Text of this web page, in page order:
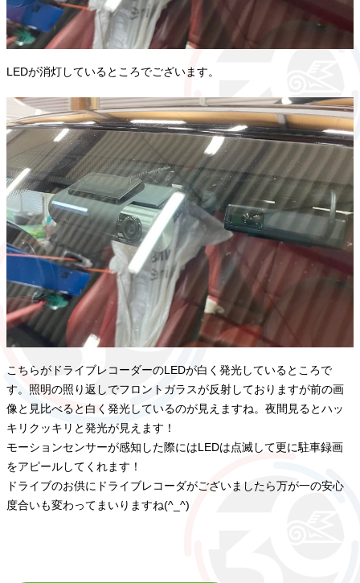
LEDが消灯しているところでございます。
こちらがドライブレコーダーのLEDが白く発光しているところで
す。照明の照り返しでフロントガラスが反射しておりますが前の画
像と見比べると白く発光しているのが見えますね。夜間見るとハッ
キリクッキリと発光が見えます！
モーションセンサーが感知した際にはLEDは点滅して更に駐車録画
をアピールしてくれます！
ドライブのお供にドライブレコーダがございましたら万が一の安心
度合いも変わってまいりますね(^_^)